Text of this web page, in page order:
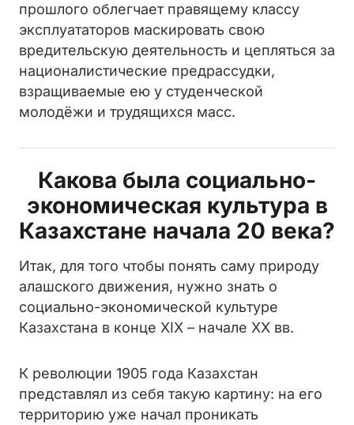
прошлого облегчает правящему классу
эксплуататоров маскировать свою
вредительскую деятельность и цепляться за
националистические предрассудки,
взращиваемые ею у студенческой
молодёжи и трудящихся масс.
Какова была социально-
экономическая культура в
Казахстане начала 20 века?
Итак, для того чтобы понять саму природу
алашского движения, нужно знать о
социально-экономической культуре
Казахстана в конце XIX – начале XX вв.
К революции 1905 года Казахстан
представлял из себя такую картину: на его
территорию уже начал проникать